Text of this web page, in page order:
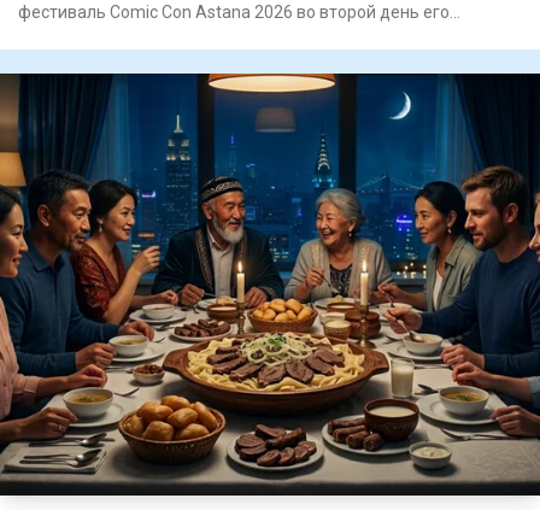
фестиваль Comic Con Astana 2026 во второй день его